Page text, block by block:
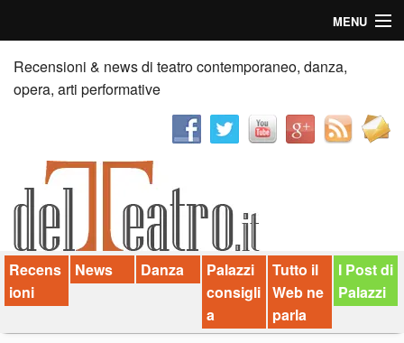
MENU
Home
Recensioni
News
Palazzi consiglia
Video
Chi siamo
Recensioni & news di teatro contemporaneo, danza,
opera, arti performative
Recens
ioni
News Danza
Palazzi
consigli
a
Tutto il
Web ne
parla
I Post di
Palazzi